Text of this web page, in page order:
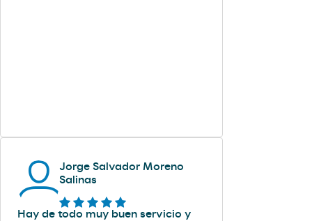
Jorge Salvador Moreno
Salinas
Hay de todo muy buen servicio y